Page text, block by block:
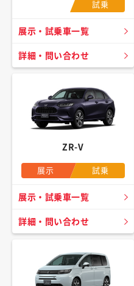
試乗
展示・試乗車一覧
詳細・問い合わせ
ZR-V
展示 試乗
展示・試乗車一覧
詳細・問い合わせ